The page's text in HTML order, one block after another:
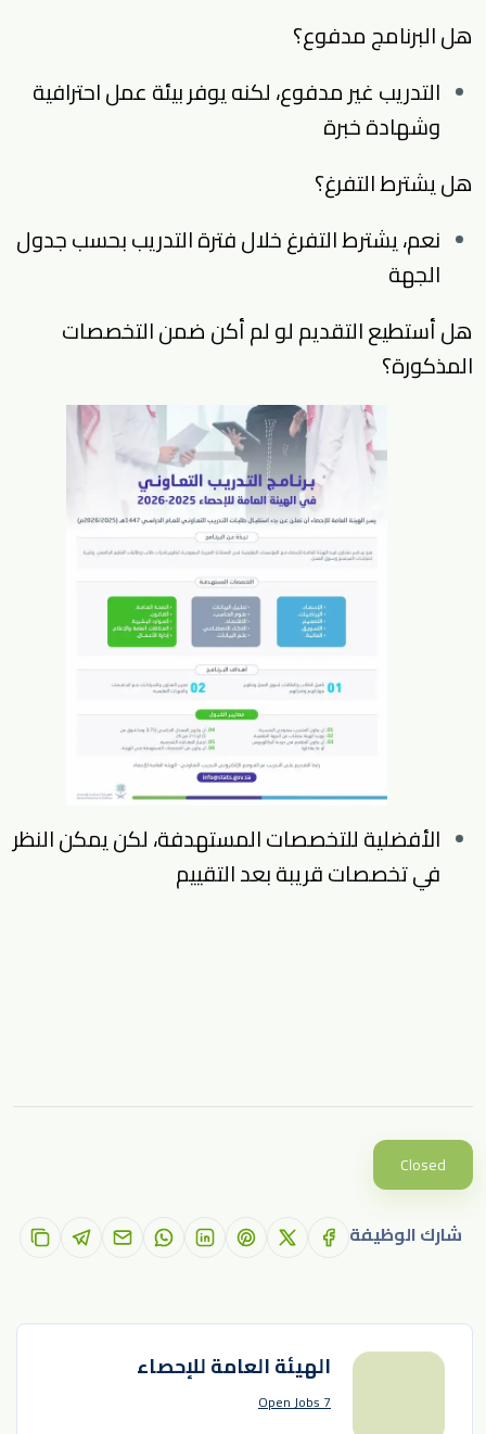
هل البرنامج مدفوع؟
التدريب غير مدفوع، لكنه يوفر بيئة عمل احترافية
وشهادة خبرة
هل يشترط التفرغ؟
نعم، يشترط التفرغ خلال فترة التدريب بحسب جدول
الجهة
هل أستطيع التقديم لو لم أكن ضمن التخصصات
المذكورة؟
الأفضلية للتخصصات المستهدفة، لكن يمكن النظر
في تخصصات قريبة بعد التقييم
Closed
شارك الوظيفة
الهيئة العامة للإحصاء
7 Open Jobs